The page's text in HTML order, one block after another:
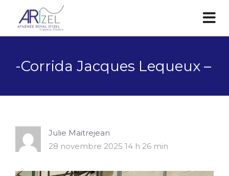
-Corrida Jacques Lequeux –
Julie Maitrejean
28 novembre 2025 14 h 26 min